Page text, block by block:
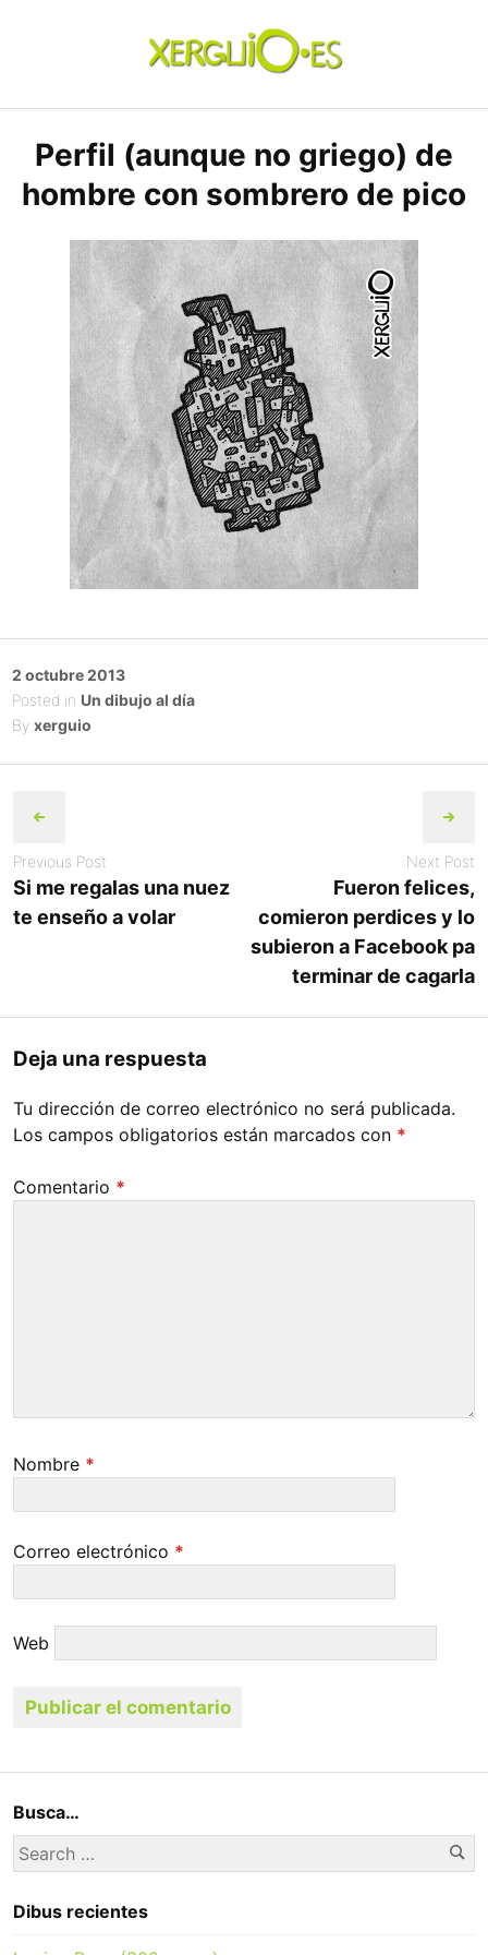
xerguio.ES | ilustración
Perfil (aunque no griego) de
hombre con sombrero de pico
Posted
on
2 octubre 2013
Posted in Un dibujo al día
By xerguio
navigation
Previous Post
Si me regalas una nuez
te enseño a volar
Next Post
Fueron felices,
comieron perdices y lo
subieron a Facebook pa
terminar de cagarla
Deja una respuesta
Tu dirección de correo electrónico no será publicada.
Los campos obligatorios están marcados con *
Comentario *
Nombre *
Correo electrónico *
Web
Busca…
Search
for:
Dibus recientes